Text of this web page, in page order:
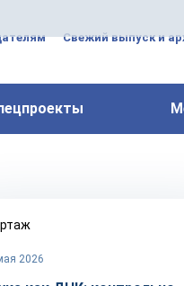
восстановлением,
Свежий выпуск и
2026